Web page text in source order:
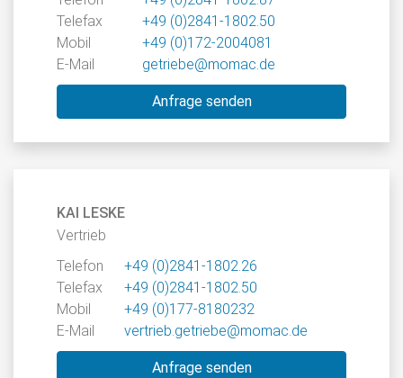
Telefax
+49 (0)2841-1802.50
Mobil
+49 (0)172-2004081
E-Mail
getriebe@momac.de
Anfrage senden
KAI LESKE
Vertrieb
Telefon
+49 (0)2841-1802.26
Telefax
+49 (0)2841-1802.50
Mobil
+49 (0)177-8180232
E-Mail
vertrieb.getriebe@momac.de
Anfrage senden